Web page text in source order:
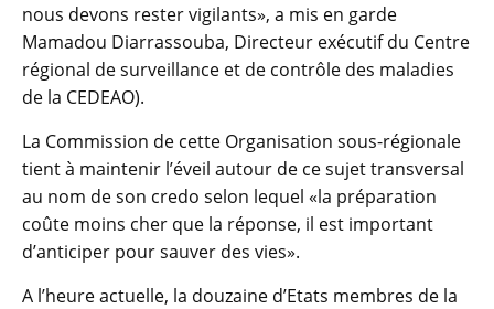
nous devons rester vigilants», a mis en garde
Mamadou Diarrassouba, Directeur exécutif du Centre
régional de surveillance et de contrôle des maladies
de la CEDEAO).
La Commission de cette Organisation sous-régionale
tient à maintenir l’éveil autour de ce sujet transversal
au nom de son credo selon lequel «la préparation
coûte moins cher que la réponse, il est important
d’anticiper pour sauver des vies».
A l’heure actuelle, la douzaine d’Etats membres de la